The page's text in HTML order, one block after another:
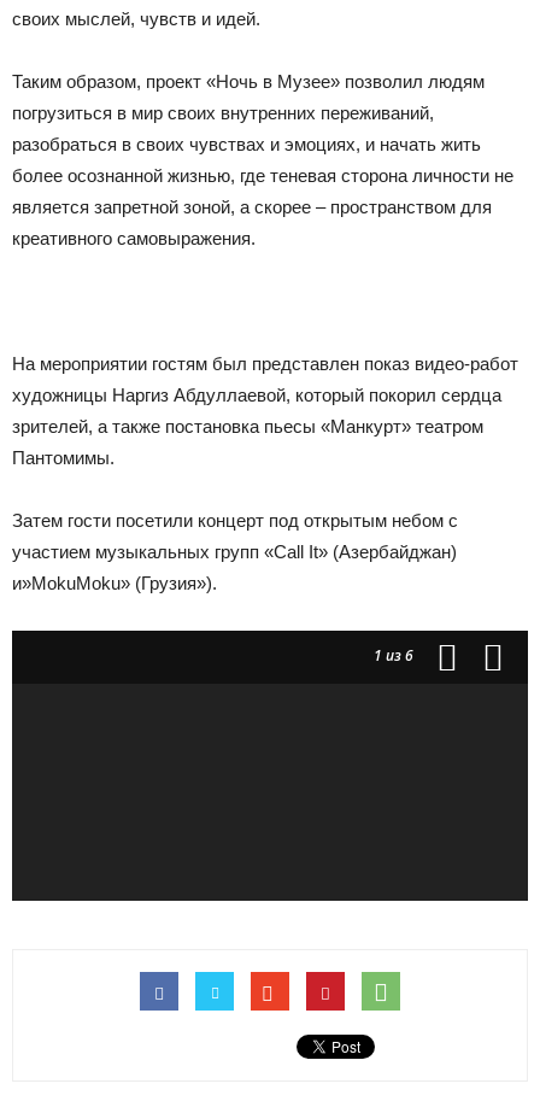
своих мыслей, чувств и идей.
Таким образом, проект «Ночь в Музее» позволил людям
погрузиться в мир своих внутренних переживаний,
разобраться в своих чувствах и эмоциях, и начать жить
более осознанной жизнью, где теневая сторона личности не
является запретной зоной, а скорее – пространством для
креативного самовыражения.
На мероприятии гостям был представлен показ видео-работ
художницы Наргиз Абдуллаевой, который покорил сердца
зрителей, а также постановка пьесы «Манкурт» театром
Пантомимы.
Затем гости посетили концерт под открытым небом с
участием музыкальных групп «Call It» (Азербайджан)
и»MokuMoku» (Грузия»).
1 из 6